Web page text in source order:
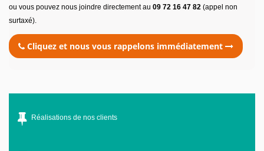
ou vous pouvez nous joindre directement au 09 72 16 47 82 (appel non
surtaxé).
Cliquez et nous vous rappelons immédiatement
Réalisations de nos clients